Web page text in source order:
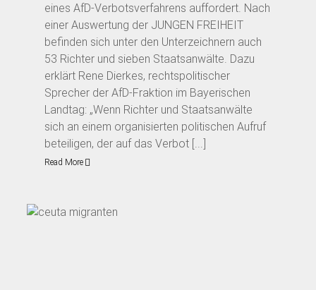
eines AfD-Verbotsverfahrens auffordert. Nach
einer Auswertung der JUNGEN FREIHEIT
befinden sich unter den Unterzeichnern auch
53 Richter und sieben Staatsanwälte. Dazu
erklärt Rene Dierkes, rechtspolitischer
Sprecher der AfD-Fraktion im Bayerischen
Landtag: „Wenn Richter und Staatsanwälte
sich an einem organisierten politischen Aufruf
beteiligen, der auf das Verbot [...]
Read More